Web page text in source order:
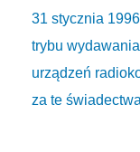
31 stycznia
trybu
urządzeń
za te świadectwa